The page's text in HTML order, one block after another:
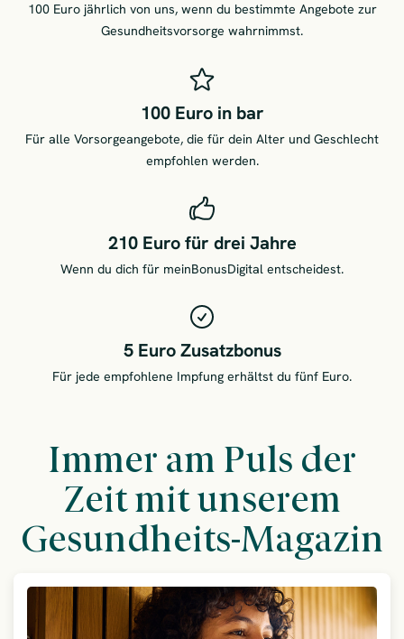
100 Euro jährlich von uns, wenn du bestimmte Angebote zur
Gesundheitsvorsorge wahrnimmst.
100 Euro in bar
Für alle Vorsorgeangebote, die für dein Alter und Geschlecht
empfohlen werden.
210 Euro für drei Jahre
Wenn du dich für meinBonusDigital entscheidest.
5 Euro Zusatzbonus
Für jede empfohlene Impfung erhältst du fünf Euro.
Immer am Puls der
Zeit mit unserem
Gesundheits-Magazin